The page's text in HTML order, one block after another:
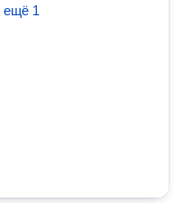
ещё 1